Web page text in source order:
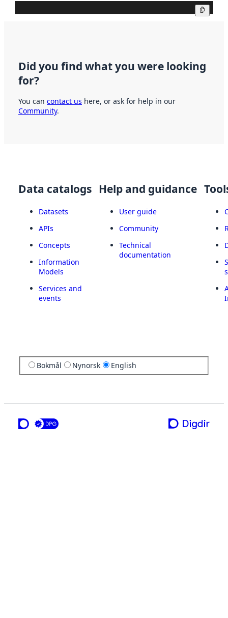
Did you find what you were looking
for?
You can contact us here, or ask for help in our
Community.
Data catalogs
Datasets
APIs
Concepts
Information
Models
Services and
events
Help and guidance
User guide
Community
Technical
documentation
Bokmål Nynorsk English